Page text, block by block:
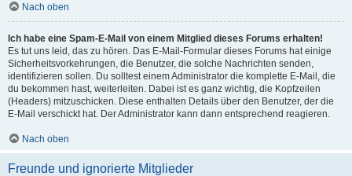
Nach oben
Ich habe eine Spam-E-Mail von einem Mitglied dieses Forums erhalten!
Es tut uns leid, das zu hören. Das E-Mail-Formular dieses Forums hat einige
Sicherheitsvorkehrungen, die Benutzer, die solche Nachrichten senden,
identifizieren sollen. Du solltest einem Administrator die komplette E-Mail, die
du bekommen hast, weiterleiten. Dabei ist es ganz wichtig, die Kopfzeilen
(Headers) mitzuschicken. Diese enthalten Details über den Benutzer, der die
E-Mail verschickt hat. Der Administrator kann dann entsprechend reagieren.
Nach oben
Freunde und ignorierte Mitglieder